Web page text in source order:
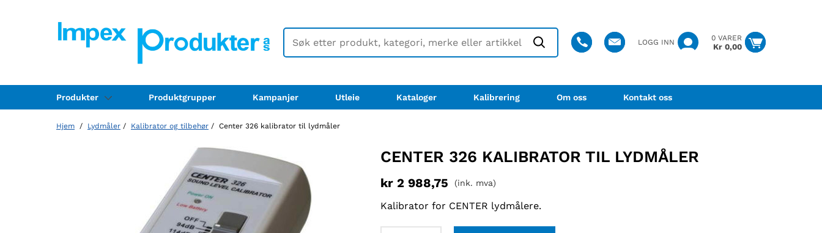
LOGG INN
0 VARER
Kr0,00
Produkter Produktgrupper Kampanjer Utleie Kataloger Kalibrering Om oss Kontakt oss
Hjem / Lydmåler / Kalibrator og tilbehør / Center 326 kalibrator til lydmåler
CENTER 326 KALIBRATOR TIL LYDMÅLER
kr 2 988,75 (ink. mva)
Kalibrator for CENTER lydmålere.